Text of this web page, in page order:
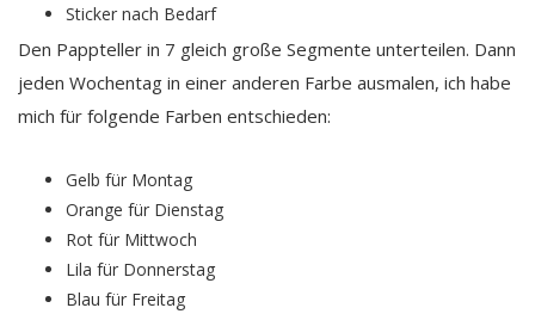
Sticker nach Bedarf
Den Pappteller in 7 gleich große Segmente unterteilen. Dann
jeden Wochentag in einer anderen Farbe ausmalen, ich habe
mich für folgende Farben entschieden:
Gelb für Montag
Orange für Dienstag
Rot für Mittwoch
Lila für Donnerstag
Blau für Freitag